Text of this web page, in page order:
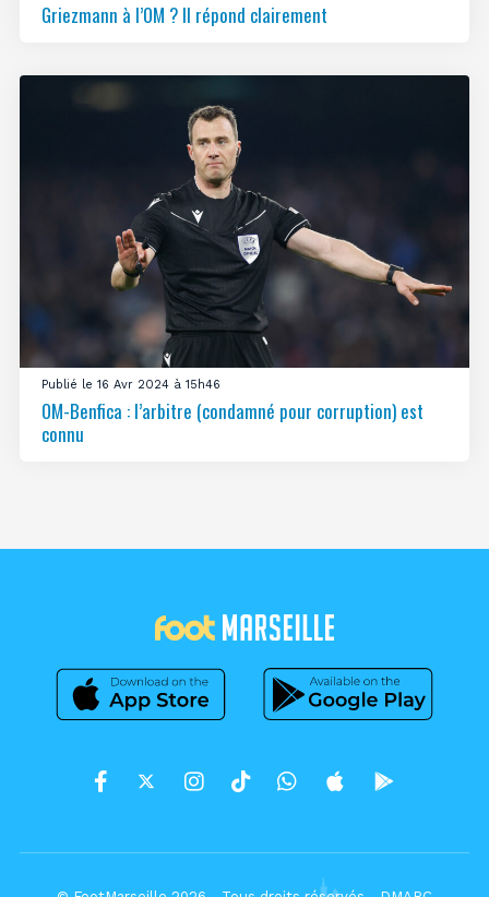
Griezmann à l’OM ? Il répond clairement
Publié le 16 Avr 2024 à 15h46
OM-Benfica : l’arbitre (condamné pour corruption) est
connu